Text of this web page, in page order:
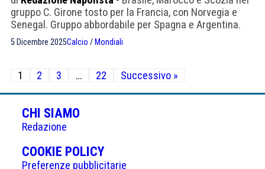
gruppo C. Girone tosto per la Francia, con Norvegia e
Senegal. Gruppo abbordabile per Spagna e Argentina.
5 Dicembre 2025Calcio / Mondiali
Paginazione
degli
articoli
1 2 3 … 22 Successivo »
CHI SIAMO
Redazione
COOKIE POLICY(APRE
Preferenze pubblicitarie